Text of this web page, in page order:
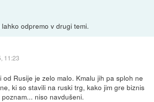
odpremo v drugi temi.
11:23
Rusije je zelo malo. Kmalu jih pa sploh ne
ki so stavili na ruski trg, kako jim gre biznis
niso navdušeni.